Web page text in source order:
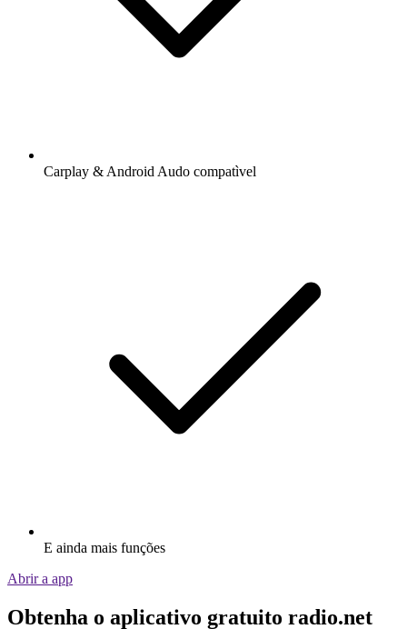
Carplay & Android Audo compatìvel
E ainda mais funções
Abrir a app
Obtenha o aplicativo gratuito radio.net